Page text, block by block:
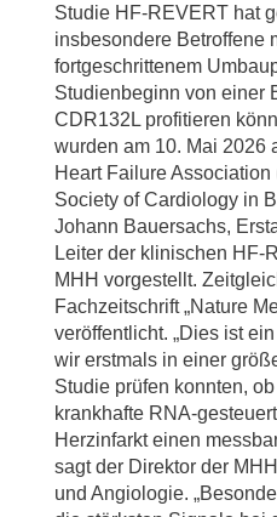
Studie HF-REVERT hat
insbesondere Betroffene
fortgeschrittenem
Studienbeginn von einer
CDR132L profitieren
wurden am 10. Mai 2026
Heart Failure
Society of Cardiology in
Johann Bauersachs,
Leiter der klinischen HF-
MHH vorgestellt.
Fachzeitschrift „Nature
veröffentlicht. „Dies ist
wir erstmals in einer
Studie prüfen konnten,
krankhafte RNA-
Herzinfarkt einen
sagt der Direktor der
und Angiologie.